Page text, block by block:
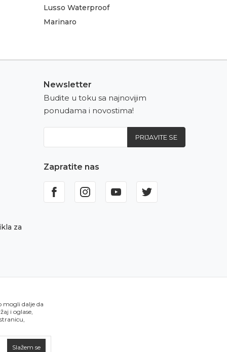
Lusso Waterproof
Marinaro
za
Newsletter
Budite u toku sa najnovijim
ponudama i novostima!
PRIJAVITE SE
Zapratite nas
mogli dalje da
i oglase,
Slažem se